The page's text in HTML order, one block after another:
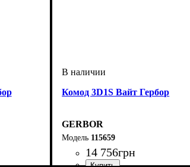
Комод 3D1S Вайт Гербор
GERBOR
115659
14 756грн